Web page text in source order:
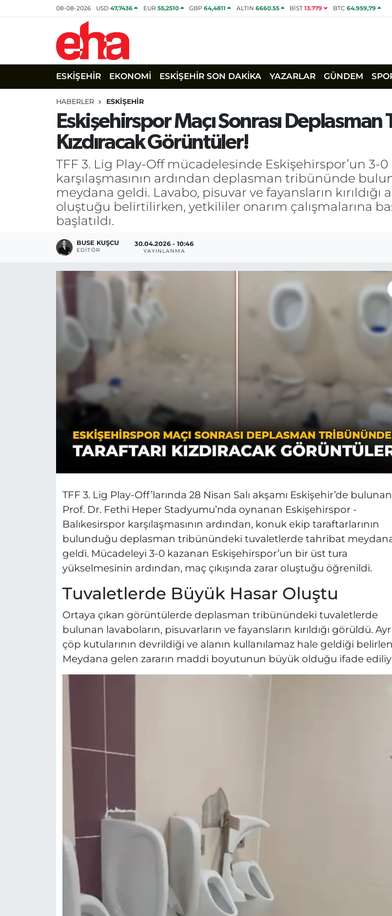
08-08-2026 USD47,7436 EUR 55,2510 GBP64,4811 ALTIN 6660.55 BİST13.779 BTC 64.959,79
ESKİŞEHİR EKONOMİ ESKİŞEHİR SON DAKİKA YAZARLAR GÜNDEM
HABERLER ESKİŞEHİR
Eskişehirspor Maçı Sonrası
Kızdıracak Görüntüler!
TFF 3. Lig Play-Off mücadelesinde Eskişehirspor’un 3-0
karşılaşmasının ardından deplasman tribününde
meydana geldi. Lavabo, pisuvar ve fayansların
oluştuğu belirtilirken, yetkililer onarım çalışmalarına
başlatıldı.
BUSE KUŞCU
EDITÖR
30.04.2026 - 10:46
YAYINLANMA
TFF 3. Lig Play-Off’larında 28 Nisan Salı akşamı Eskişehir’de bulunan
Prof. Dr. Fethi Heper Stadyumu’nda oynanan Eskişehirspor -
Balıkesirspor karşılaşmasının ardından, konuk ekip taraftarlarının
bulunduğu deplasman tribünündeki tuvaletlerde tahribat
geldi. Mücadeleyi 3-0 kazanan Eskişehirspor’un bir üst tura
yükselmesinin ardından, maç çıkışında zarar oluştuğu öğrenildi.
Tuvaletlerde Büyük Hasar Oluştu
Ortaya çıkan görüntülerde deplasman tribünündeki tuvaletlerde
bulunan lavaboların, pisuvarların ve fayansların kırıldığı görüldü.
çöp kutularının devrildiği ve alanın kullanılamaz hale geldiği
Meydana gelen zararın maddi boyutunun büyük olduğu ifade